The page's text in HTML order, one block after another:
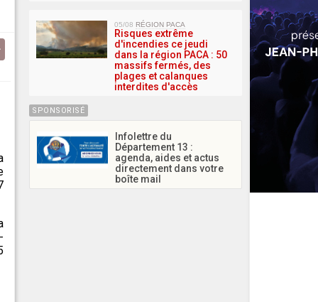
05/08 RÉGION PACA
Risques extrême
d'incendies ce jeudi
dans la région PACA : 50
massifs fermés, des
plages et calanques
interdites d'accès
SPONSORISÉ
Infolettre du
Département 13 :
agenda, aides et actus
directement dans votre
boîte mail